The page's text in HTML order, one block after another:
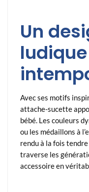
Un
Avec ses motifs
attache-sucette
bébé. Les couleurs
ou les médaillons à
rendu à la fois
traverse les
accessoire en